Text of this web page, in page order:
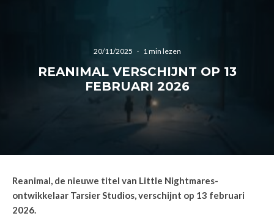
20/11/2025 · 1 min lezen
REANIMAL VERSCHIJNT OP 13
FEBRUARI 2026
Reanimal, de nieuwe titel van Little Nightmares-
ontwikkelaar Tarsier Studios, verschijnt op 13 februari
2026.